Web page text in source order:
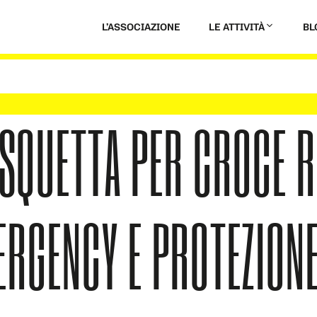
L’ASSOCIAZIONE LE ATTIVITÀ
PER CROCE
E